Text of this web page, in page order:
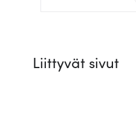
Liittyvät sivut